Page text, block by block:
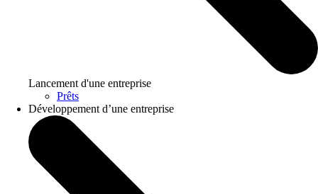
Lancement d'une entreprise
Prêts
Développement d’une entreprise